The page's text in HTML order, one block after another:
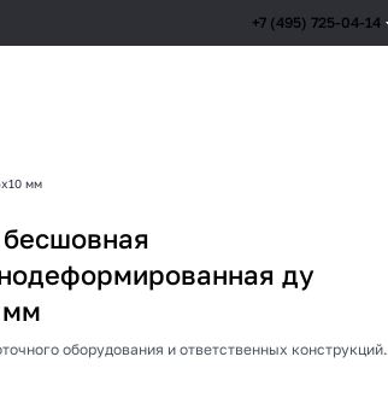
+7 (495) 725-04-14
мм
ду
мм
оборудования и ответственных конструкций.